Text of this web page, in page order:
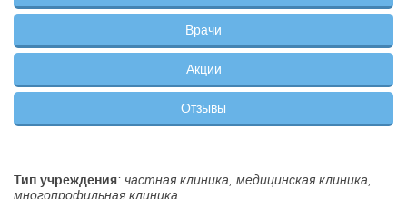
Врачи
Акции
Отзывы
Тип учреждения: частная клиника, медицинская клиника,
многопрофильная клиника